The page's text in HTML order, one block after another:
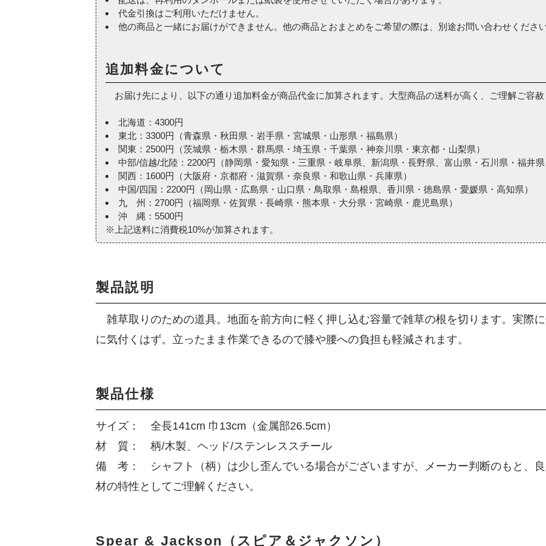
代金引換はご利用いただけません。
他の商品と一緒にお届けができません。他の商品とおまとめをご希望の際は、別途お問い合わせください
追加料金について
お届け先により、以下の通り追加料金が商品代金に加算されます。大型商品の送料が高く、ご理解ご容赦
北海道：4300円
東北：3300円（青森県・秋田県・岩手県・宮城県・山形県・福島県）
関東：2500円（茨城県・栃木県・群馬県・埼玉県・千葉県・神奈川県・東京都・山梨県）
中部/信越/北陸：2200円（静岡県・愛知県・三重県・岐阜県、新潟県・長野県、富山県・石川県・福井県
関西：1600円（大阪府・京都府・滋賀県・奈良県・和歌山県・兵庫県）
中国/四国：2200円（岡山県・広島県・山口県・鳥取県・島根県、香川県・徳島県・愛媛県・高知県）
九 州：2700円（福岡県・佐賀県・長崎県・熊本県・大分県・宮崎県・鹿児島県）
沖 縄：5500円
※上記送料に消費税10%が加算されます。
製品説明
雑草取りのための道具。地面を前方向に軽く押し込む容量で雑草の根を切ります。実際
に気付くはず。立ったまま作業できるので膝や腰への負担も軽減されます。
製品仕様
サイズ： 全長141cm 巾13cm（金属部26.5cm）
材 質： 柄/木製、ヘッド/ステンレススチール
備 考： シャフト（柄）は少し歪んでいる場合がございますが、メーカー判断のもと、
材の特性としてご理解ください。
Spear & Jackson（スピア＆ジャクソン）